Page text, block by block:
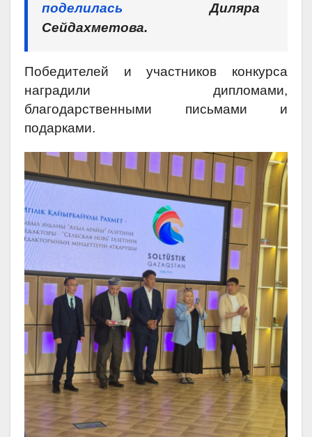
поделилась Диляра
Сейдахметова.
Победителей и участников конкурса
наградили дипломами,
благодарственными письмами и
подарками.